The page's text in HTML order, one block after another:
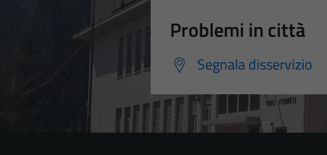
Problemi in città
Segnala disservizio